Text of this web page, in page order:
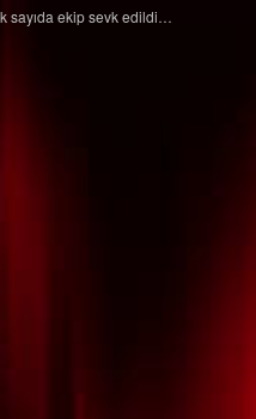
Son Dakika |Ağaçtan düştü…